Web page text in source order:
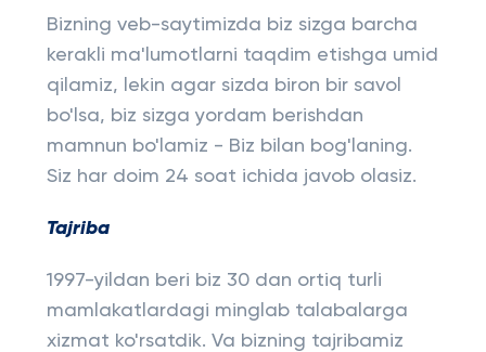
Bizning veb-saytimizda biz sizga barcha
kerakli ma'lumotlarni taqdim etishga umid
qilamiz, lekin agar sizda biron bir savol
bo'lsa, biz sizga yordam berishdan
mamnun bo'lamiz - Biz bilan bog'laning.
Siz har doim 24 soat ichida javob olasiz.
Tajriba
1997-yildan beri biz 30 dan ortiq turli
mamlakatlardagi minglab talabalarga
xizmat ko'rsatdik. Va bizning tajribamiz